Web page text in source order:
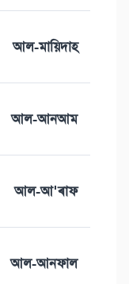
আল-মায়িদাহ
আল-আনআম
আল-আ'ৰাফ
আল-আনফাল